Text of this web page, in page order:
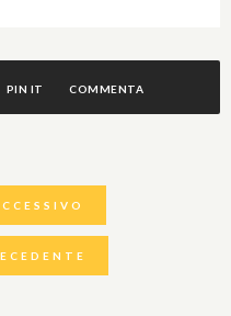
PIN IT COMMENTA